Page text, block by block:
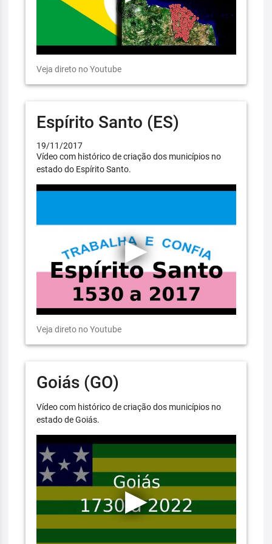
Veja direto no Youtube
Espírito Santo (ES)
19/11/2017
Vídeo com histórico de criação dos municípios no
estado do Espírito Santo.
Veja direto no Youtube
Goiás (GO)
Vídeo com histórico de criação dos municípios no
estado de Goiás.